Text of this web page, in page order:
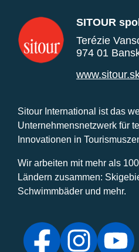
SITOUR
Terézie
974 01
Sitour International ist das
Unternehmensnetzwerk für
Innovationen in
Wir arbeiten mit mehr als
Ländern zusammen:
Schwimmbäder und mehr.